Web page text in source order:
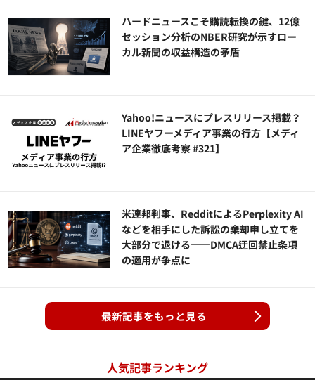
ハードニュースこそ購読転換の鍵、12億
セッション分析のNBER研究が示すロー
カル新聞の収益構造の矛盾
Yahoo!ニュースにプレスリリース掲載？
LINEヤフーメディア事業の行方【メディ
ア企業徹底考察 #321】
米連邦判事、RedditによるPerplexity AI
などを相手にした訴訟の棄却申し立てを
大部分で退ける——DMCA迂回禁止条項
の適用が争点に
最新記事をもっと見る
人気記事ランキング